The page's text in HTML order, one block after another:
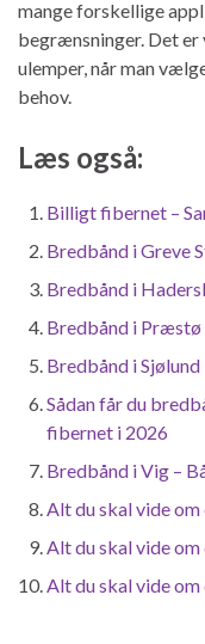
mange forskellige
begrænsninger. Det
ulemper, når man
behov.
Læs også:
Billigt fibernet –
Bredbånd i Greve
Bredbånd i
Bredbånd i Præstø
Bredbånd i
Sådan får du
fibernet i 2026
Bredbånd i Vig –
Alt du skal vide
Alt du skal vide
Alt du skal vide